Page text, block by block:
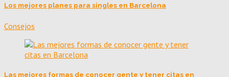
Los mejores planes para singles en Barcelona
Consejos
Las mejores formas de conocer gente y tener citas en